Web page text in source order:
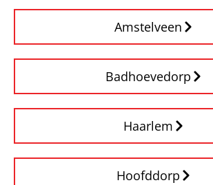
Amstelveen
Badhoevedorp
Haarlem
Hoofddorp